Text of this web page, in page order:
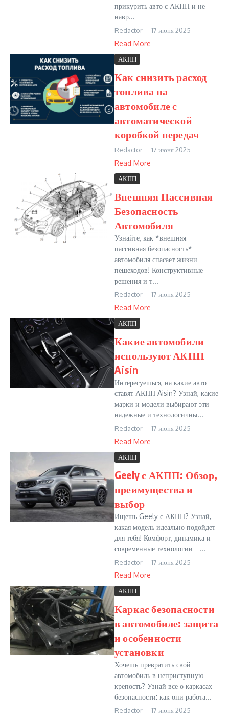
прикурить авто с АКПП и не
навр...
Redactor 17 июня 2025
Read More
АКПП
Как снизить расход
топлива на
автомобиле с
автоматической
коробкой передач
Redactor 17 июня 2025
Read More
АКПП
Внешняя Пассивная
Безопасность
Автомобиля
Узнайте, как *внешняя
пассивная безопасность*
автомобиля спасает жизни
пешеходов! Конструктивные
решения и т...
Redactor 17 июня 2025
Read More
АКПП
Какие автомобили
используют АКПП
Aisin
Интересуешься, на какие авто
ставят АКПП Aisin? Узнай, какие
марки и модели выбирают эти
надежные и технологичны...
Redactor 17 июня 2025
Read More
АКПП
Geely с АКПП: Обзор,
преимущества и
выбор
Ищешь Geely с АКПП? Узнай,
какая модель идеально подойдет
для тебя! Комфорт, динамика и
современные технологии –...
Redactor 17 июня 2025
Read More
АКПП
Каркас безопасности
в автомобиле: защита
и особенности
установки
Хочешь превратить свой
автомобиль в неприступную
крепость? Узнай все о каркасах
безопасности: как они работа...
Redactor 17 июня 2025